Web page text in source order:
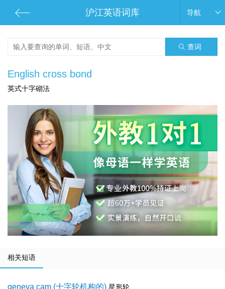
沪江英语词库 导航
查词
English cross bond
英式十字砌法
相关短语
geneva cam (十字轮机构的) 星形轮